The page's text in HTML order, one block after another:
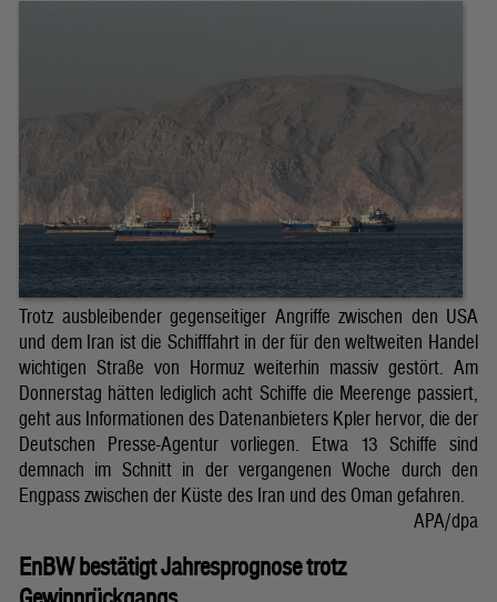
Trotz ausbleibender gegenseitiger Angriffe zwischen den USA
und dem Iran ist die Schifffahrt in der für den weltweiten Handel
wichtigen Straße von Hormuz weiterhin massiv gestört. Am
Donnerstag hätten lediglich acht Schiffe die Meerenge passiert,
geht aus Informationen des Datenanbieters Kpler hervor, die der
Deutschen Presse-Agentur vorliegen. Etwa 13 Schiffe sind
demnach im Schnitt in der vergangenen Woche durch den
Engpass zwischen der Küste des Iran und des Oman gefahren.
APA/dpa
EnBW bestätigt Jahresprognose trotz